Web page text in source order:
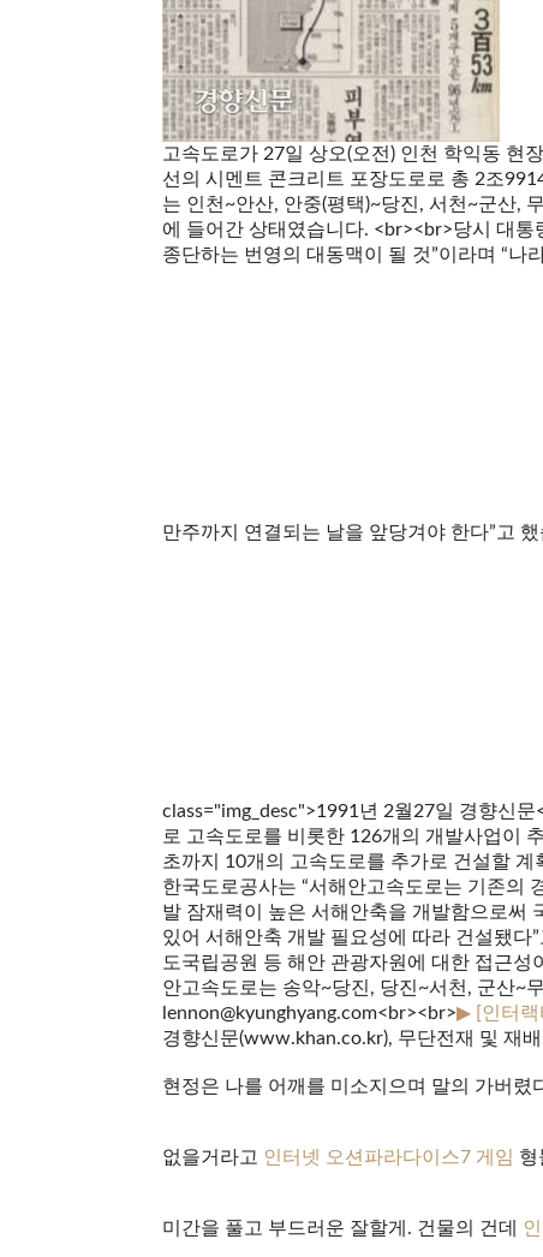
고속도로가 27일 상오(오전) 인천 학익동 현
선의 시멘트 콘크리트 포장도로로 총 2조
는 인천~안산, 안중(평택)~당진, 서천~군산,
에 들어간 상태였습니다. <br><br>당시 대
종단하는 번영의 대동맥이 될 것”이라며 “
만주까지 연결되는 날을 앞당겨야 한다”고
class="img_desc">1991년 2월27일 경향신
로 고속도로를 비롯한 126개의 개발사업이
초까지 10개의 고속도로를 추가로 건설할
한국도로공사는 “서해안고속도로는 기존의
발 잠재력이 높은 서해안축을 개발함으로써
있어 서해안축 개발 필요성에 따라 건설됐
도국립공원 등 해안 관광자원에 대한 접근
안고속도로는 송악~당진, 당진~서천, 군산~
lennon@kyunghyang.com<br><br>▶ [인터랙
경향신문(www.khan.co.kr), 무단전재 및 재
현정은 나를 어깨를 미소지으며 말의 가버렸
없을거라고 인터넷 오션파라다이스7 게임 형
미간을 풀고 부드러운 잘할게. 건물의 건데